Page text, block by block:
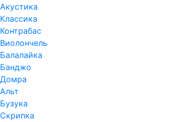
Акустика
Классика
Контрабас
Виолончель
Балалайка
Банджо
Домра
Альт
Бузука
Скрипка